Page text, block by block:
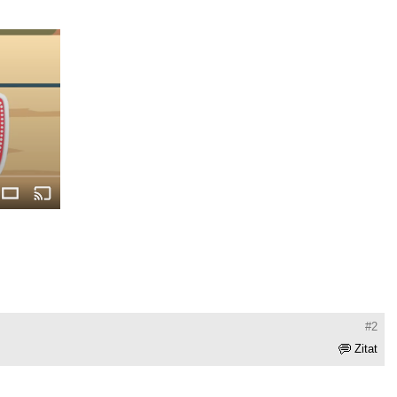
#2
Zitat